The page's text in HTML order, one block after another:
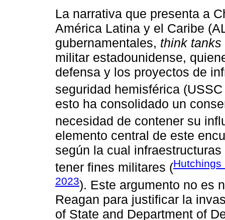
La narrativa que presenta a
América Latina y el Caribe
gubernamentales, think tanks
militar estadounidense,
defensa y los proyectos de
seguridad hemisférica
esto ha consolidado un
necesidad de contener su
elemento central de este
según la cual
tener fines militares (Hutchings
2023). Este argumento no es
Reagan para justificar la
of State and Department of